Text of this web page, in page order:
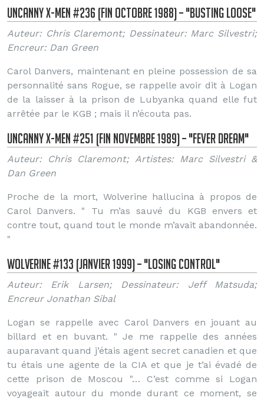
Uncanny X-Men #236 (Fin Octobre 1988) – "Busting Loose"
Auteur: Chris Claremont; Dessinateur: Marc Silvestri;
Encreur: Dan Green
Carol Danvers, maintenant en pleine possession de sa
personnalité sans Rogue, se rappelle avoir dit à Logan
de la laisser à la prison de Lubyanka quand elle fut
arrêtée par le KGB ; mais il n’écouta pas.
Uncanny X-Men #251 (Fin Novembre 1989) – "Fever Dream"
Auteur: Chris Claremont; Artistes: Marc Silvestri &
Dan Green
Proche de la mort, Wolverine hallucina à propos de
Carol Danvers. " Tu m’as sauvé du KGB envers et
contre tout, quand tout le monde m’avait abandonnée.
"
Wolverine #133 (Janvier 1999) – "Losing Control"
Auteur: Erik Larsen; Dessinateur: Jeff Matsuda;
Encreur Jonathan Sibal
Logan se rappelle avec Carol Danvers en jouant au
billard et en buvant. " Je me rappelle des années
auparavant quand j’étais agent secret canadien et que
tu étais une agente de la CIA et que je t’ai évadé de
cette prison de Moscou "… C’est comme si Logan
voyageait autour du monde durant ce moment, se